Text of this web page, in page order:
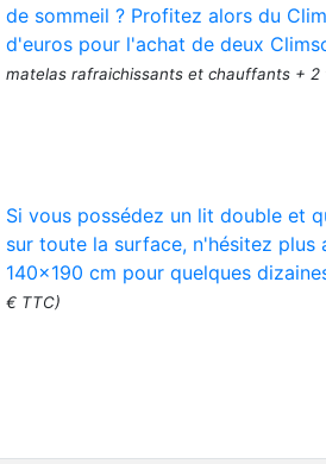
de sommeil ? Profitez alors du
d'euros pour l'achat de deux
matelas rafraichissants et chauffants + 2
Si vous possédez un lit double et
sur toute la surface, n'hésitez plus
140x190 cm pour quelques
€ TTC)